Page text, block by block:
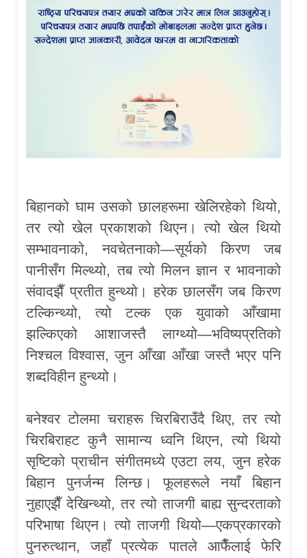
बिहानको घाम उसको छालहरूमा खेलिरहेको थियो,
तर त्यो खेल प्रकाशको थिएन। त्यो खेल थियो
सम्भावनाको, नवचेतनाको—सूर्यको किरण जब
पानीसँग मिल्थ्यो, तब त्यो मिलन ज्ञान र भावनाको
संवादझैँ प्रतीत हुन्थ्यो। हरेक छालसँग जब किरण
टल्किन्थ्यो, त्यो टल्क एक युवाको आँखामा
झल्किएको आशाजस्तै लाग्थ्यो—भविष्यप्रतिको
निश्चल विश्वास, जुन आँखा आँखा जस्तै भएर पनि
शब्दविहीन हुन्थ्यो।
बनेश्वर टोलमा चराहरू चिरबिराउँदै थिए, तर त्यो
चिरबिराहट कुनै सामान्य ध्वनि थिएन, त्यो थियो
सृष्टिको प्राचीन संगीतमध्ये एउटा लय, जुन हरेक
बिहान पुनर्जन्म लिन्छ। फूलहरूले नयाँ बिहान
नुहाएझैँ देखिन्थ्यो, तर त्यो ताजगी बाह्य सुन्दरताको
परिभाषा थिएन। त्यो ताजगी थियो—एकप्रकारको
पुनरुत्थान, जहाँ प्रत्येक पातले आफैँलाई फेरि